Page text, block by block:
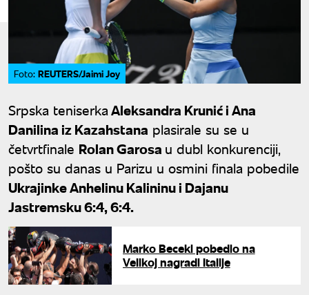
Foto: REUTERS/Jaimi Joy
Srpska teniserkaAleksandra Krunić i Ana
Danilina iz Kazahstana plasirale su se u
četvrtfinale Rolan Garosa u dubl konkurenciji,
pošto su danas u Parizu u osmini finala pobedile
Ukrajinke Anhelinu Kalininu i Dajanu
Jastremsku 6:4, 6:4.
Marko Beceki pobedio na
Velikoj nagradi Italije